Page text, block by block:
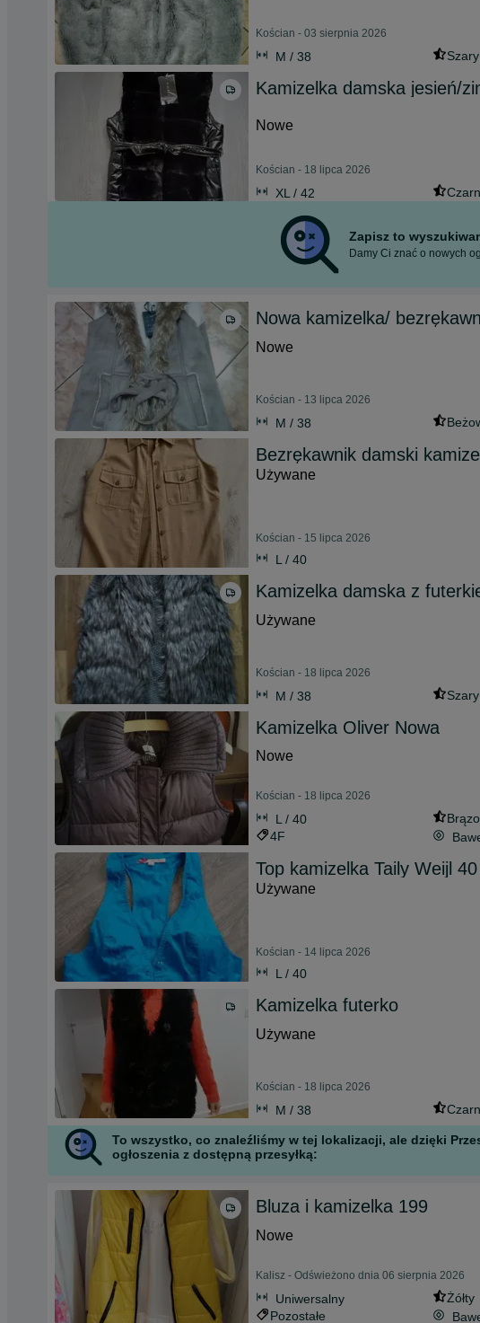
Kościan - 03 sierpnia 2026
M / 38 Szary
Kamizelka damska jesień/
Nowe
Kościan - 18 lipca 2026
XL / 42
Zapisz to
Damy Ci znać o nowych
Nowa kamizelka/
Nowe
Kościan - 13 lipca 2026
M / 38
Bezrękawnik damski
Używane
Kościan - 15 lipca 2026
L / 40
Kamizelka damska z
Używane
Kościan - 18 lipca 2026
M / 38 Szary
Kamizelka Oliver Nowa
Nowe
Kościan - 18 lipca 2026
L / 40
4F
Top kamizelka Taily Weijl
Używane
Kościan - 14 lipca 2026
L / 40
Kamizelka futerko
Używane
Kościan - 18 lipca 2026
M / 38
To wszystko, co znaleźliśmy w tej lokalizacji, ale dzięki
ogłoszenia z dostępną przesyłką:
Bluza i kamizelka 199
Nowe
Kalisz - Odświeżono dnia 06 sierpnia 2026
Uniwersalny
Żółty
Pozostałe